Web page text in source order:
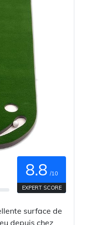
8.8 /10
EXPERT SCORE
surface de
depuis chez